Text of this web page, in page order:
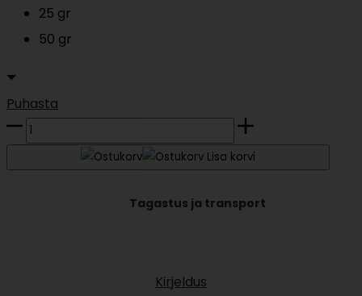
25 gr
50 gr
Puhasta
Gaba
Lisa korvi
Tagastus ja transport
Kirjeldus